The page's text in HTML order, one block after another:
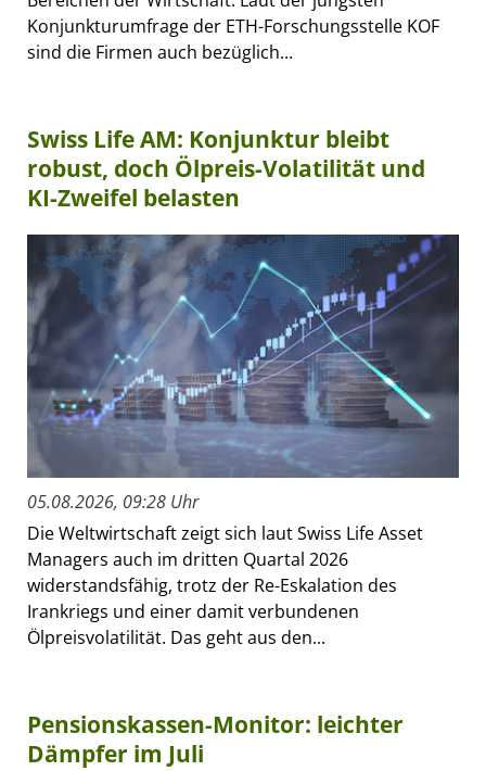
Konjunkturumfrage der ETH-Forschungsstelle KOF
sind die Firmen auch bezüglich...
Swiss Life AM: Konjunktur bleibt
robust, doch Ölpreis-Volatilität und
KI-Zweifel belasten
05.08.2026, 09:28 Uhr
Die Weltwirtschaft zeigt sich laut Swiss Life Asset
Managers auch im dritten Quartal 2026
widerstandsfähig, trotz der Re-Eskalation des
Irankriegs und einer damit verbundenen
Ölpreisvolatilität. Das geht aus den...
Pensionskassen-Monitor: leichter
Dämpfer im Juli